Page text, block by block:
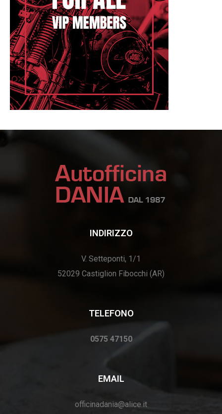
INDIRIZZO
V. Setteponti, 1/1
52029 Castiglion Fibocchi (AR)
TELEFONO
0575 47150
EMAIL
officinadania@alice.it